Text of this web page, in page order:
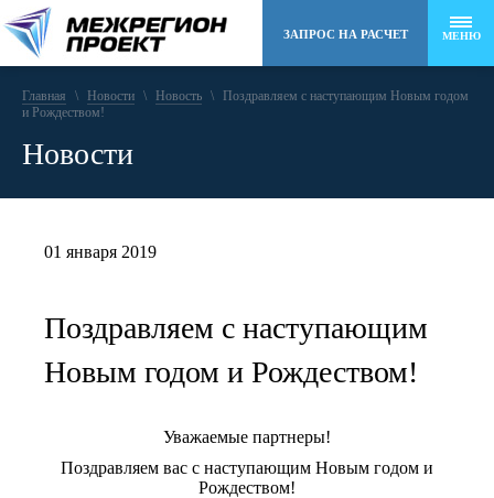
МЕНЮ
ЗАПРОС НА РАСЧЕТ
8 (495) 258-48-22
Главная \ Новости \ Новость \
Поздравляем с наступающим Новым годом
и Рождеством!
Новости
01 января 2019
Поздравляем с наступающим
Новым годом и Рождеством!
Уважаемые партнеры!
Поздравляем вас с наступающим Новым годом и
Рождеством!